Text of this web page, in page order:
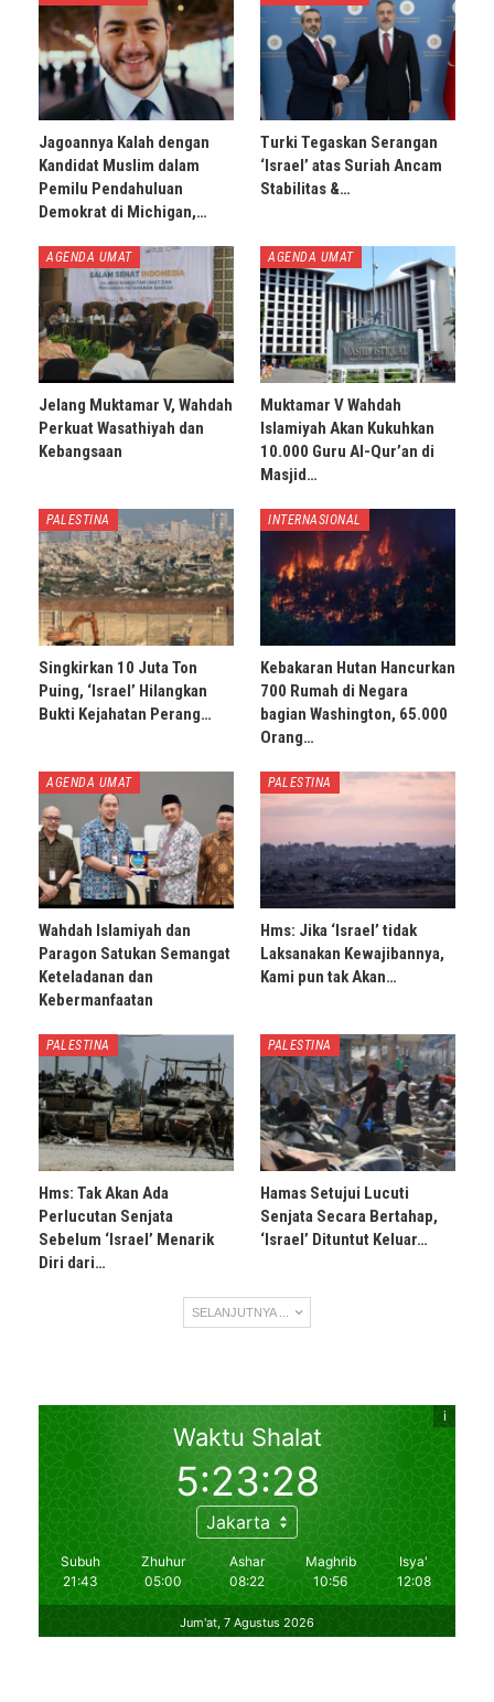
Jagoannya Kalah dengan
Kandidat Muslim dalam
Pemilu Pendahuluan
Demokrat di Michigan,…
Turki Tegaskan Serangan
‘Israel’ atas Suriah Ancam
Stabilitas &…
AGENDA UMAT
Jelang Muktamar V, Wahdah
Perkuat Wasathiyah dan
Kebangsaan
AGENDA UMAT
Muktamar V Wahdah
Islamiyah Akan Kukuhkan
10.000 Guru Al-Qur’an di
Masjid…
PALESTINA
Singkirkan 10 Juta Ton
Puing, ‘Israel’ Hilangkan
Bukti Kejahatan Perang…
INTERNASIONAL
Kebakaran Hutan Hancurkan
700 Rumah di Negara
bagian Washington, 65.000
Orang…
AGENDA UMAT
Wahdah Islamiyah dan
Paragon Satukan Semangat
Keteladanan dan
Kebermanfaatan
PALESTINA
Hms: Jika ‘Israel’ tidak
Laksanakan Kewajibannya,
Kami pun tak Akan…
PALESTINA
Hms: Tak Akan Ada
Perlucutan Senjata
Sebelum ‘Israel’ Menarik
Diri dari…
PALESTINA
Hamas Setujui Lucuti
Senjata Secara Bertahap,
‘Israel’ Dituntut Keluar…
SELANJUTNYA ...